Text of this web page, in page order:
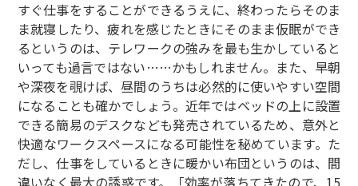
すぐ仕事をすることができるうえに、終わったらそのま
ま就寝したり、疲れを感じたときにそのまま仮眠ができ
るというのは、テレワークの強みを最も生かしていると
いっても過言ではない……かもしれません。また、早朝
や深夜を覗けば、昼間のうちは必然的に使いやすい空間
になることも確かでしょう。近年ではベッドの上に設置
できる簡易のデスクなども発売されているため、意外と
快適なワークスペースになる可能性を秘めています。た
だし、仕事をしているときに暖かい布団というのは、間
違いなく最大の誘惑です。「効率が落ちてきたので、15